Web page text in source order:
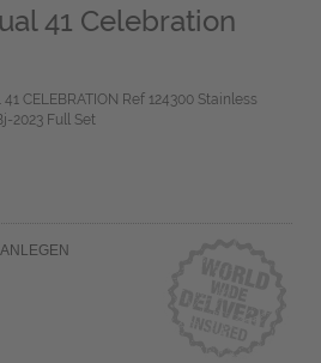
41 Celebration
41 CELEBRATION Ref 124300 Stainless
2023 Full Set